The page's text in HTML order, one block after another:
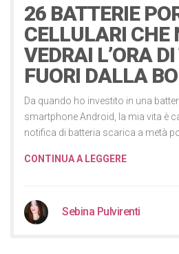
26 BATTERIE
CELLULARI CHE
VEDRAI L’ORA
FUORI DALLA
Da quando ho investito in una
smartphone Android, la mia vita è
notifica di batteria scarica a metà
CONTINUA A LEGGERE
Sebina Pulvirenti